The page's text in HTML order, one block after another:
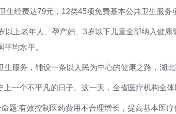
经费达79元，12类45项免费基本公共卫生服务
以上老年人、孕产妇、3岁以下儿童全部纳入健
均水平。
服务，铺设一条以人民为中心的健康之路，湖北
一个不平凡的日子。这一天，全省医疗机构全
命题:有效控制医药费用不合理增长，提高基本